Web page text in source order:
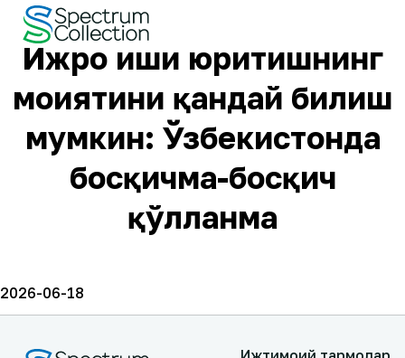
Ижро иши юритишнинг
моҳиятини қандай билиш
мумкин: Ўзбекистонда
босқичма-босқич
қўлланма
2026-06-18